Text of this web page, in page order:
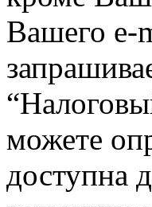
Вашего e-
можете
доступна